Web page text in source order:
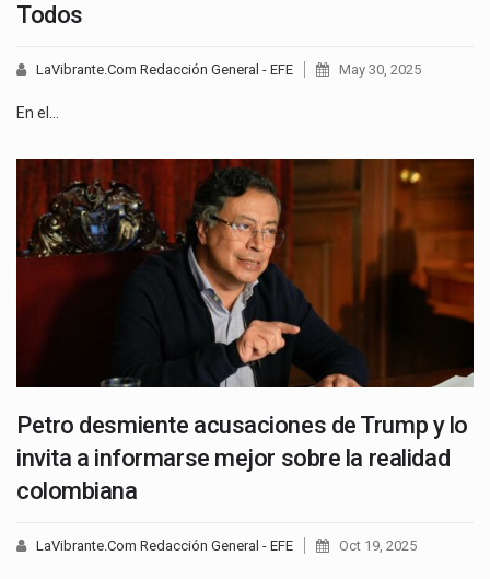
Todos
LaVibrante.Com Redacción General - EFE May 30, 2025
En el…
Petro desmiente acusaciones de Trump y lo
invita a informarse mejor sobre la realidad
colombiana
LaVibrante.Com Redacción General - EFE Oct 19, 2025